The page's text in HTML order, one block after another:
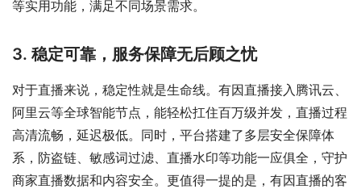
等实用功能，满足不同场景需求。
3. 稳定可靠，服务保障无后顾之忧
对于直播来说，稳定性就是生命线。有因直播接入腾讯云、
阿里云等全球智能节点，能轻松扛住百万级并发，直播过程
高清流畅，延迟极低。同时，平台搭建了多层安全保障体
系，防盗链、敏感词过滤、直播水印等功能一应俱全，守护
商家直播数据和内容安全。更值得一提的是，有因直播的客